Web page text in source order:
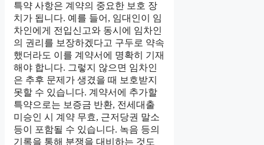
특약 사항은 계약의 중요한 보호 장
치가 됩니다. 예를 들어, 임대인이 임
차인에게 전입신고와 동시에 임차인
의 권리를 보장하겠다고 구두로 약속
했더라도 이를 계약서에 명확히 기재
해야 합니다. 그렇지 않으면 임차인
은 추후 문제가 생겼을 때 보호받지
못할 수 있습니다. 계약서에 추가할
특약으로는 보증금 반환, 전세대출
미승인 시 계약 무효, 근저당권 말소
등이 포함될 수 있습니다. 녹음 등의
기록을 통해 분쟁을 대비하는 것도